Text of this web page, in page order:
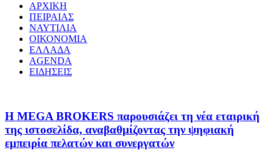
ΑΡΧΙΚΗ
ΠΕΙΡΑΙΑΣ
ΝΑΥΤΙΛΙΑ
ΟΙΚΟΝΟΜΙΑ
ΕΛΛΑΔΑ
AGENDA
ΕΙΔΗΣΕΙΣ
Η MEGA BROKERS παρουσιάζει τη νέα εταιρική
της ιστοσελίδα, αναβαθμίζοντας την ψηφιακή
εμπειρία πελατών και συνεργατών